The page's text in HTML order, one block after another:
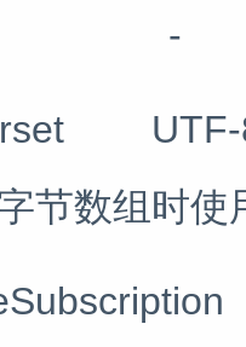
-
节数组时使